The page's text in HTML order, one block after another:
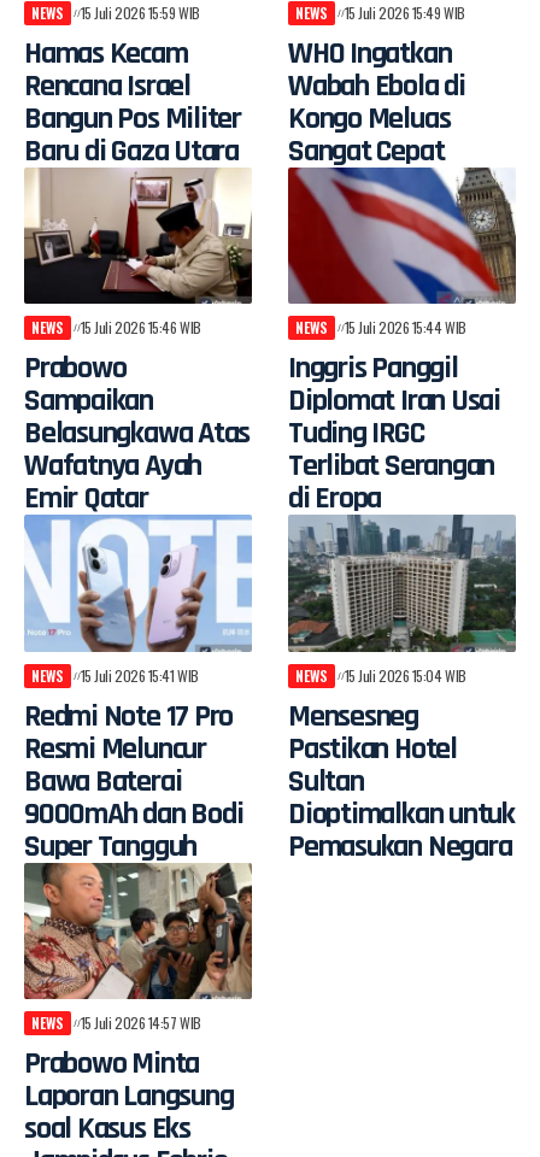
NEWS 15 Juli 2026 15:59 WIB
Hamas Kecam
Rencana Israel
Bangun Pos Militer
Baru di Gaza Utara
NEWS 15 Juli 2026 15:49 WIB
WHO Ingatkan
Wabah Ebola di
Kongo Meluas
Sangat Cepat
NEWS 15 Juli 2026 15:46 WIB
Prabowo
Sampaikan
Belasungkawa Atas
Wafatnya Ayah
Emir Qatar
NEWS 15 Juli 2026 15:44 WIB
Inggris Panggil
Diplomat Iran Usai
Tuding IRGC
Terlibat Serangan
di Eropa
NEWS 15 Juli 2026 15:41 WIB
Redmi Note 17 Pro
Resmi Meluncur
Bawa Baterai
9000mAh dan Bodi
Super Tangguh
NEWS 15 Juli 2026 15:04 WIB
Mensesneg
Pastikan Hotel
Sultan
Dioptimalkan untuk
Pemasukan Negara
NEWS 15 Juli 2026 14:57 WIB
Prabowo Minta
Laporan Langsung
soal Kasus Eks